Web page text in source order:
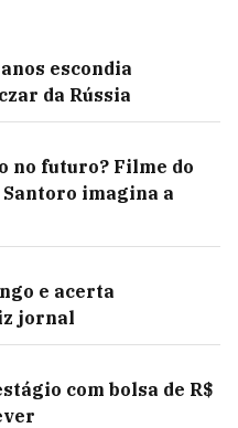
escondia
da Rússia
no futuro? Filme do
imagina a
e acerta
jornal
com bolsa de R$